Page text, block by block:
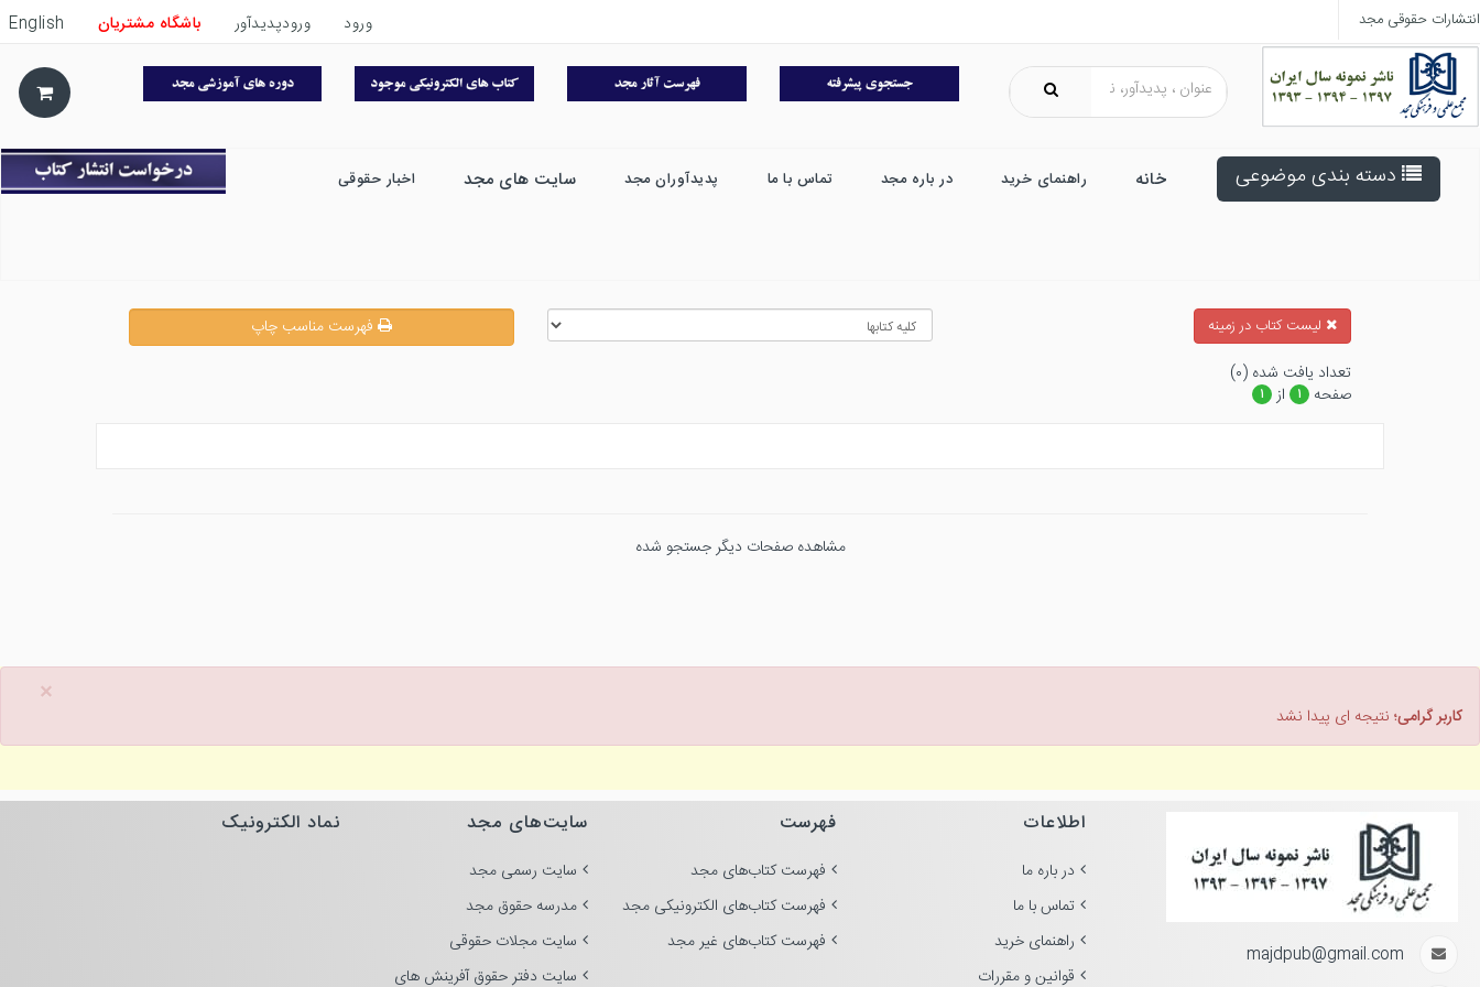
انتشارات حقوقی مجد ورود ورودپدیدآور باشگاه مشتریان English
دسته بندی موضوعی خانه راهنمای خرید در باره مجد تماس با ما پدیدآوران مجد سایت های مجد اخبار حقوقی
ليست كتاب در زمينه
فهرست مناسب چاپ
تعداد يافت شده (۰)
صفحه
۱ از ۱
مشاهده صفحات دیگر جستجو شده
×
کاربر گرامی؛ نتیجه ای پیدا نشد
majdpub@gmail.com
اطلاعات
در باره ما
تماس با ما
راهنمای خرید
قوانین و مقررات
فهرست
فهرست کتاب‌های مجد
فهرست کتاب‌های الکترونیکی مجد
فهرست کتاب‌های غیر مجد
سایت‌های مجد
سایت رسمی مجد
مدرسه حقوق مجد
سایت مجلات حقوقی
سایت دفتر حقوق آفرینش های
نماد الکترونیک